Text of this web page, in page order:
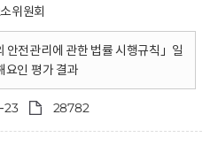
위원회
안전관리에 관한 법률 시행규칙」일
요인 평가 결과
23 28782